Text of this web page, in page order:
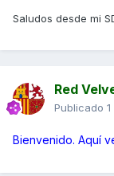
Saludos desde mi
Red
Publicado
Bienvenido. Aquí